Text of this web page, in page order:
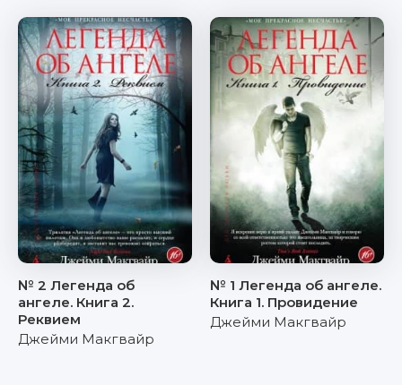
№ 2 Легенда об
ангеле. Книга 2.
Реквием
Джейми Макгвайр
№ 1 Легенда об ангеле.
Книга 1. Провидение
Джейми Макгвайр